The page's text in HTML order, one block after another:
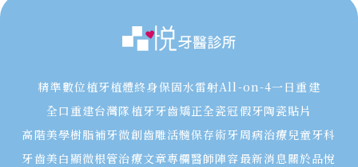
精準數位植牙植體終身保固水雷射All-on-4一日重建
全口重建台灣隊植牙牙齒矯正全瓷冠假牙陶瓷貼片
高階美學樹脂補牙微創齒雕活髓保存術牙周病治療兒童牙科
牙齒美白 顯微根管治療文章專欄醫師陣容最新消息關於品悅